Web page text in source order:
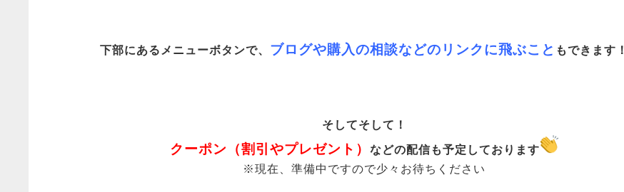
下部にあるメニューボタンで、 ブログや購入の相談などのリンクに飛ぶこと もできます！
そしてそして！
クーポン（割引やプレゼント）
などの配信も予定しております
※現在、準備中ですので少々お待ちください